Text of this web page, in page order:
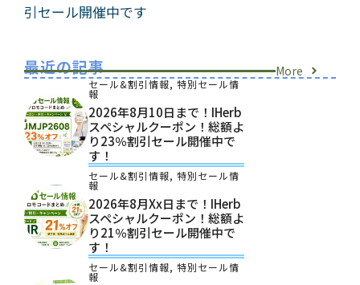
引セール開催中です
最近の記事 More
セール&割引情報, 特別セール情
報
2026年8月10日まで！iHerb
スペシャルクーポン！総額よ
り23％割引セール開催中で
す！
セール&割引情報, 特別セール情
報
2026年8月xx日まで！iHerb
スペシャルクーポン！総額よ
り21％割引セール開催中で
す！
セール&割引情報, 特別セール情
報